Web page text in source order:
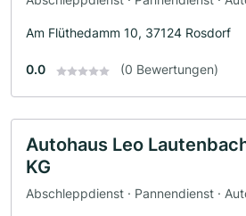
Am Flüthedamm 10, 37124 Rosdorf
0.0 (0 Bewertungen)
Autohaus Leo
KG
Abschleppdienst · Pannendienst ·